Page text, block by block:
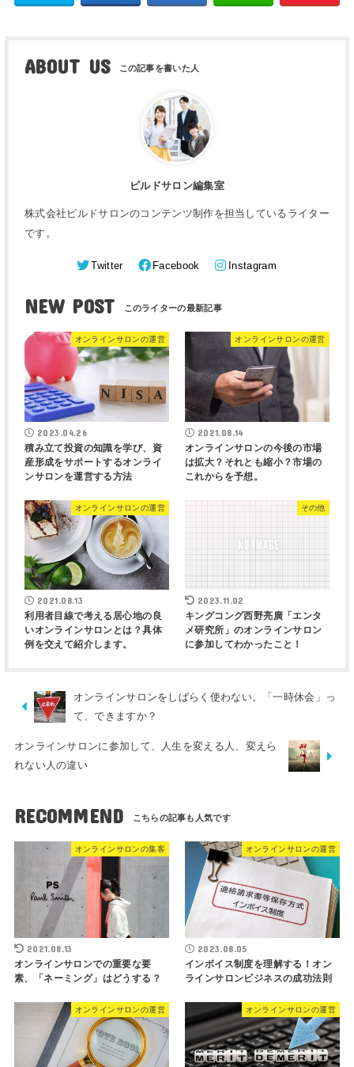
ABOUT US
ビルドサロン編集室
株式会社ビルドサロンのコンテンツ制作を担当しているライター
です。
Twitter Facebook Instagram
NEW POST
オンラインサロンの運営
2023.04.26
積み立て投資の知識を学び、資
産形成をサポートするオンライ
ンサロンを運営する方法
オンラインサロンの運営
2021.08.14
オンラインサロンの今後の市場
は拡大？それとも縮小？市場の
これからを予想。
オンラインサロンの運営
2021.08.13
利用者目線で考える居心地の良
いオンラインサロンとは？具体
例を交えて紹介します。
その他
2023.11.02
キングコング西野亮廣「エンタ
メ研究所」のオンラインサロン
に参加してわかったこと！
オンラインサロンをしばらく使わない。「一時休会」っ
て、できますか？
オンラインサロンに参加して、人生を変える人、変えら
れない人の違い
RECOMMEND
オンラインサロンの集客
2021.08.13
オンラインサロンでの重要な要
素、「ネーミング」はどうする？
オンラインサロンの運営
2023.08.05
インボイス制度を理解する！オン
ラインサロンビジネスの成功法則
オンラインサロンの運営 オンラインサロンの運営